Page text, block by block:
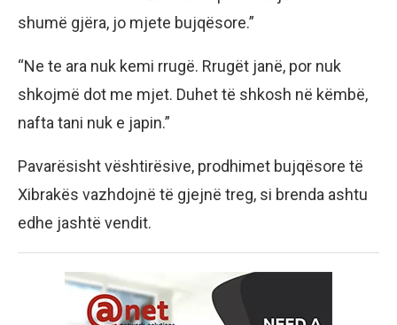
shumë gjëra, jo mjete bujqësore.”
“Ne te ara nuk kemi rrugë. Rrugët janë, por nuk
shkojmë dot me mjet. Duhet të shkosh në këmbë,
nafta tani nuk e japin.”
Pavarësisht vështirësive, prodhimet bujqësore të
Xibrakës vazhdojnë të gjejnë treg, si brenda ashtu
edhe jashtë vendit.